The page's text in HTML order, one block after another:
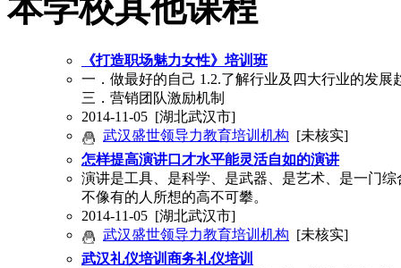
本学校其他课程
《打造职场魅力女性》培训班
一．做最好的自己 1.2.了解行业及四大行业的发
三．营销团队激励机制
2014-11-05 [湖北武汉市]
武汉盛世领导力教育培训机构 [未核实]
怎样提高演讲口才水平能灵活自如的演讲
演讲是工具、是科学、是武器、是艺术、是一门
不像有的人所想的高不可攀。
2014-11-05 [湖北武汉市]
武汉盛世领导力教育培训机构 [未核实]
武汉礼仪培训商务礼仪培训